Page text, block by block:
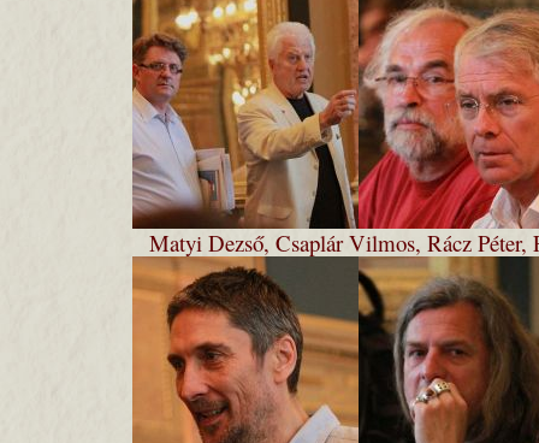
Matyi Dezső, Csaplár Vilmos, Rácz Péter,